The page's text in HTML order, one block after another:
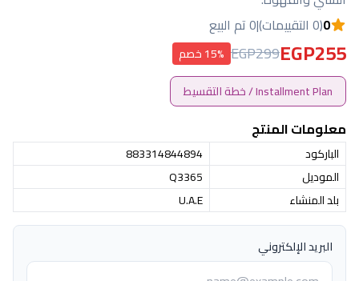
0(0 التقييمات) |0 تم البيع
EGP255
EGP299 15% خصم
Installment Plan / خطة التقسيط
معلومات المنتج
الباركود
883314844894
الموديل
Q3365
بلد المنشاء
U.A.E
البريد الإلكتروني